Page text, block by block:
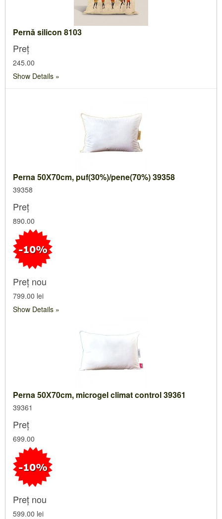
Pernă silicon 8103
Preț
245.00
Show Details
Perna 50Х70cm, puf(30%)/pene(70%) 39358
39358
Preț
890.00
Preț nou
799.00 lei
Show Details
Perna 50Х70cm, microgel climat control 39361
39361
Preț
699.00
Preț nou
599.00 lei